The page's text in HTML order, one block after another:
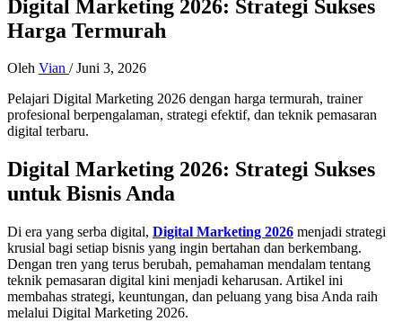
Digital Marketing 2026: Strategi Sukses
Harga Termurah
Oleh Vian /Juni 3, 2026
Pelajari Digital Marketing 2026 dengan harga termurah, trainer
profesional berpengalaman, strategi efektif, dan teknik pemasaran
digital terbaru.
Digital Marketing 2026: Strategi Sukses
untuk Bisnis Anda
Di era yang serba digital, Digital Marketing 2026 menjadi strategi
krusial bagi setiap bisnis yang ingin bertahan dan berkembang.
Dengan tren yang terus berubah, pemahaman mendalam tentang
teknik pemasaran digital kini menjadi keharusan. Artikel ini
membahas strategi, keuntungan, dan peluang yang bisa Anda raih
melalui Digital Marketing 2026.